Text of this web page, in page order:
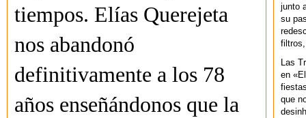
tiempos. Elías Querejeta
nos abandonó
definitivamente a los 78
años enseñándonos que la
junto
su
filtros,
Las
en
que